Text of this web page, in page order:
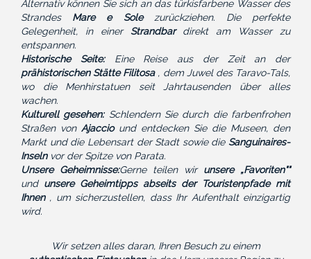
Alternativ können Sie sich an das türkisfarbene Wasser des
Strandes Mare e Solezurückziehen. Die perfekte
Gelegenheit, in einer Strandbardirekt am Wasser zu
entspannen.
Historische Seite:Eine Reise aus der Zeit an der
prähistorischen Stätte Filitosa, dem Juwel des Taravo-Tals,
wo die Menhirstatuen seit Jahrtausenden über alles
wachen.
Kulturell gesehen:Schlendern Sie durch die farbenfrohen
Straßen von Ajacciound entdecken Sie die Museen, den
Markt und die Lebensart der Stadt sowie die Sanguinaires-
Inselnvor der Spitze von Parata.
Unsere Geheimnisse:Gerne teilen wir unsere „Favoriten""
und unsere Geheimtipps abseits der Touristenpfade mit
Ihnen, um sicherzustellen, dass Ihr Aufenthalt einzigartig
wird.
Wir setzen alles daran, Ihren Besuch zu einem